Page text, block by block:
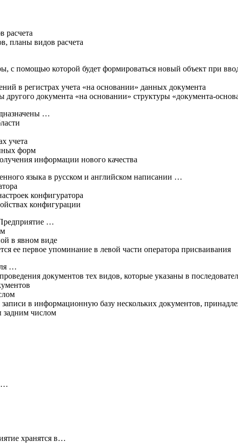
расчета
планы видов расчета
с помощью которой будет формироваться новый объект при
в регистрах учета «на основании» данных документа
другого документа «на основании» структуры «документа-
…
учета
форм
информации нового качества
языка в русском и английском написании …
конфигуратора
конфигурации
…
в явном виде
ее первое упоминание в левой части оператора присваивания
…
документов тех видов, которые указаны в
в информационную базу нескольких документов,
задним числом
…
хранятся в…